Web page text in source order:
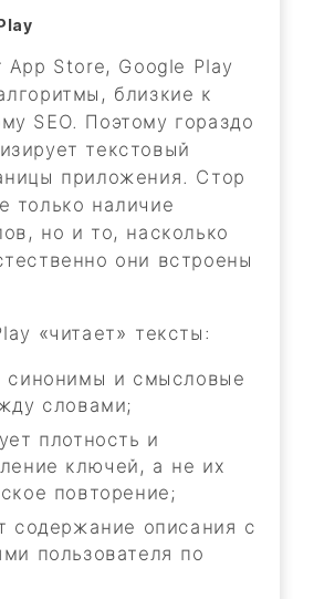
App Store, Google Play
близкие к
SEO. Поэтому гораздо
текстовый
приложения. Стор
только наличие
но и то, насколько
они встроены
«читает» тексты:
синонимы и смысловые
словами;
плотность и
ключей, а не их
повторение;
содержание описания с
пользователя по